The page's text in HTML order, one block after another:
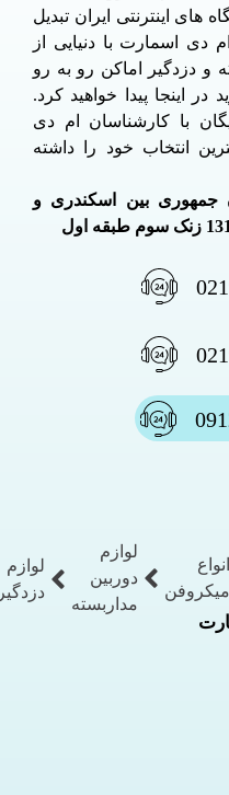
های اینترنتی ایران تبدیل
اسمارت با دنیایی از
و دزدگیر اماکن رو به رو
اینجا پیدا خواهید کرد.
با کارشناسان ام دی
انتخاب خود را داشته
بین اسکندری و
انواع
میکروفن
لوازم
دوربین
مداربسته
لوازم
دزدگیر